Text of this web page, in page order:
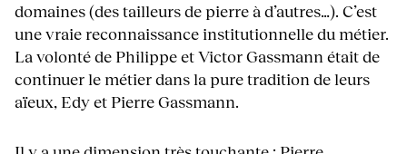
domaines (des tailleurs de pierre à d’autres…). C’est
une vraie reconnaissance institutionnelle du métier.
La volonté de Philippe et Victor Gassmann était de
continuer le métier dans la pure tradition de leurs
aïeux, Edy et Pierre Gassmann.